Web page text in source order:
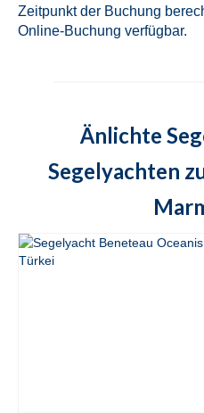
in Marmaris in der
in Marmaris in der
Lagoon 421
Fountaine Pajot
Zeitpunkt der Buchung
Online-Buchung verfügbar.
Änlichte
Segelyachten